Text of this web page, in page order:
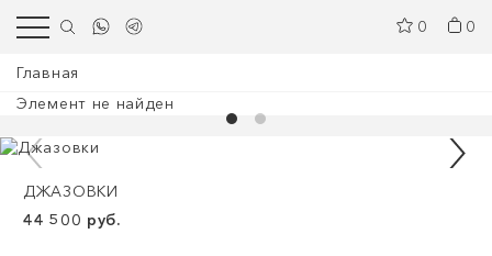
0 0
Главная
Элемент не найден
ДЖАЗОВКИ
44 500 руб.